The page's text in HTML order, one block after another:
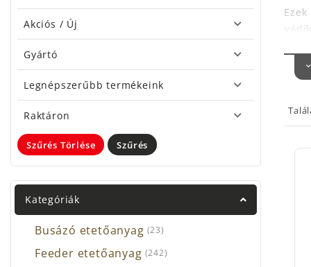
Akciós / Új
Gyártó
Legnépszerűbb termékeink
Raktáron
Szűrés Törlése Szűrés
Kategóriák
Busázó etetőanyag (23)
Feeder etetőanyag (242)
by